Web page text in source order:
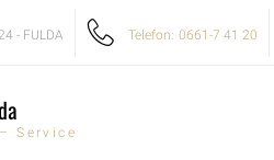
- FULDA Telefon: 0661-7 41 20
Service